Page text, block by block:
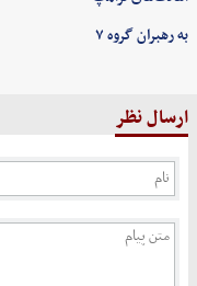
به رهبران گروه ۷
ارسال نظر